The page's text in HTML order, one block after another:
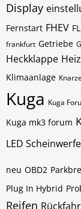
Display
Fernstart FHEV FL
frankfurt Getriebe
Heckklappe
Klimaanlage
Kuga Kuga
Kuga mk3 forum
LED
neu OBD2
Plug In Hybrid
Reifen